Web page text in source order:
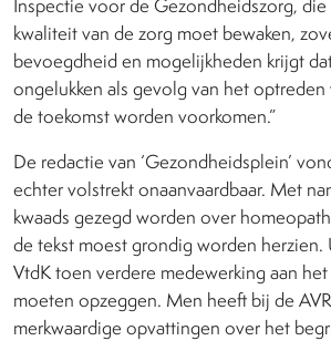
Inspectie voor de Gezondheidszorg,
kwaliteit van de zorg moet bewaken,
bevoegdheid en mogelijkheden krijgt
ongelukken als gevolg van het optreden
de toekomst worden voorkomen.”
De redactie van ‘Gezondheidsplein’
echter volstrekt onaanvaardbaar. Met
kwaads gezegd worden over
de tekst moest grondig worden herzien.
VtdK toen verdere medewerking aan
moeten opzeggen. Men heeft bij de
merkwaardige opvattingen over het